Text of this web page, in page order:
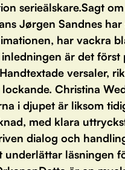
serieälskare.Sagt
Jørgen Sandnes
har vackra
är det först
versaler,
Christina
i djupet är liksom
med klara
dialog och
underlättar läsningen